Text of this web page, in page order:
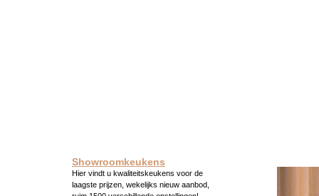
Showroomkeukens
Hier vindt u kwaliteitskeukens voor de
laagste prijzen, wekelijks nieuw aanbod,